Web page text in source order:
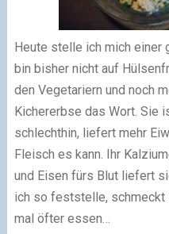
Heute stelle ich mich einer
bin bisher nicht auf
den Vegetariern und noch
Kichererbse das Wort. Sie
schlechthin, liefert mehr
Fleisch es kann. Ihr
und Eisen fürs Blut liefert
ich so feststelle, schmeckt
mal öfter essen…